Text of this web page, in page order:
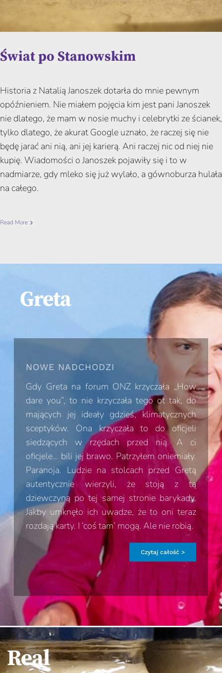
Świat po Stanowskim
Historia z Natalią Janoszek dotarła do mnie pewnym
opóźnieniem. Nie miałem pojęcia kim jest pani Janoszek
nie dlatego, że mam w nosie muchy i celebrytki ze ścianek,
tylko dlatego, że akurat Google uznało, że raczej się nie
będę jarać ani nią, ani jej karierą. Ani raczej nic od niej nie
kupię. Wiadomości o Janoszek pojawiły się i to w
nadmiarze, gdy mleko się już wylało, a gównoburza hulała
na całego.
Read More
Greta
NOWE NADCHODZI
Gdy Greta na forum ONZ krzyczała „How
dare you”, to nie krzyczała tego ot tak, do
mających jej ideały gdzieś, klimatycznych
sceptyków. Ona krzyczała to do oficjeli
siedzących w rzędach przed nią. A ci
oficjele… bili jej brawo. Patrzyłem oniemiały.
Paranoja. Ludzie na stolcach przed Gretą
autentycznie wierzyli, że stoją z tą
dziewczyną po tej samej stronie barykady.
Jakby umknęło ich uwadze, że to oni teraz
rozdają karty. I ‘coś tam’ mogą. Ale nie robią.
Czytaj całość >
Real